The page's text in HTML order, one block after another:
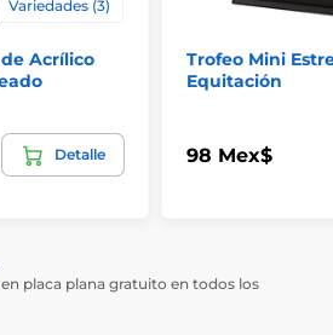
Variedades (3)
Acrílico
Detalle
Trofeo Mini
Equitación
98 Mex$
placa plana gratuito en todos los